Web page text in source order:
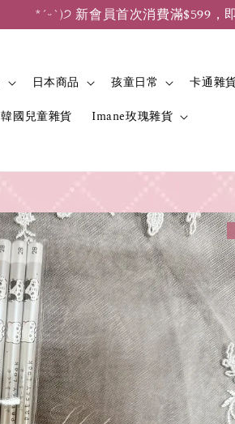
*ˊᵕˋ)੭ 新會員首次消費滿$599，
日本商品 孩童日常 卡通雜
韓國兒童雜貨 Imane玫瑰雜貨